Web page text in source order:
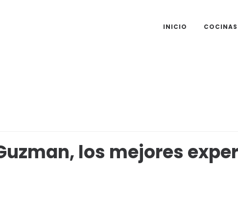
INICIO COCINAS
los mejores